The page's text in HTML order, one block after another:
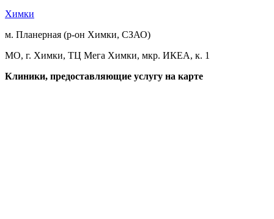
Химки
м. Планерная (р-он Химки, СЗАО)
МО, г. Химки, ТЦ Мега Химки, мкр. ИКЕА, к. 1
Клиники, предоставляющие услугу на карте